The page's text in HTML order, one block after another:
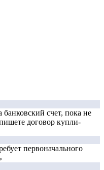
счет, пока не
договор купли-
первоначального